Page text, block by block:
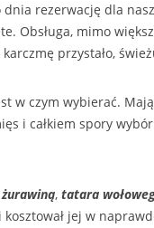
dnia rezerwację dla
Obsługa, mimo
przystało,
w czym wybierać.
i całkiem spory
, tatara
jej w